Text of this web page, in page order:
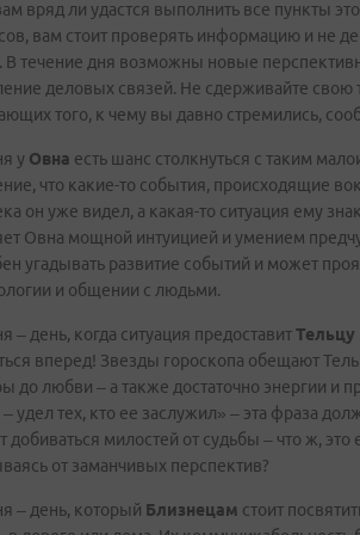
вряд ли удастся выполнить все пункты
вам стоит проверять информацию и не
В течение дня возможны новые
деловых связей. Не сдерживайте свою
того, к чему вы давно стремились,
у Овна есть шанс столкнуться с таким
что какие-то события, происходящие
он уже видел, а какая-то ситуация ему
Овна мощной интуицией и умением
угадывать развитие событий и может
и общении с людьми.
– день, когда ситуация предоставитТельцу
вперед! Звезды гороскопа обещают
до любви – а также достаточно энергии и
– удел тех, кто ее заслужил» – эта фраза
добиваться милостей от судьбы – что ж,
от заманчивых перспектив?
– день, который Близнецам стоит